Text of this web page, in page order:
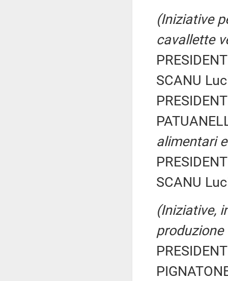
(Iniziative
cavallette
SCANU
alimentari
SCANU
(Iniziative,